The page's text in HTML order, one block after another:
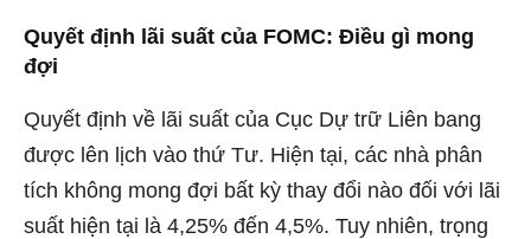
Quyết định lãi suất của FOMC: Điều gì mong
đợi
Quyết định về lãi suất của Cục Dự trữ Liên bang
được lên lịch vào thứ Tư. Hiện tại, các nhà phân
tích không mong đợi bất kỳ thay đổi nào đối với lãi
suất hiện tại là 4,25% đến 4,5%. Tuy nhiên, trọng